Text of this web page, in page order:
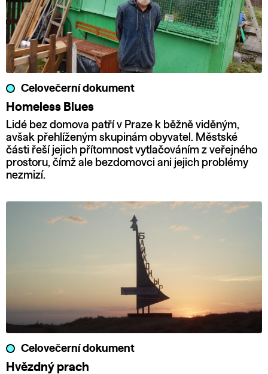
Celovečerní dokument
Homeless Blues
Lidé bez domova patří v Praze k běžně viděným,
avšak přehlíženým skupinám obyvatel. Městské
části řeší jejich přítomnost vytlačováním z veřejného
prostoru, čímž ale bezdomovci ani jejich problémy
nezmizí.
Celovečerní dokument
Hvězdný prach